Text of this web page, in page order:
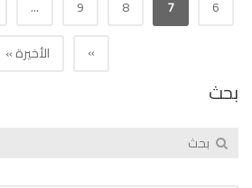
6
7
8
9
...
»
الأخيرة »
بحث